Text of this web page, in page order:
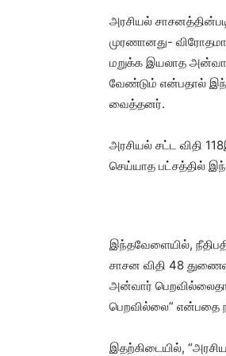
அரசியல்
முரணானது-
மறுக்க இயலாத
வேண்டும் என்பதால்
வைத்தனர்.
அரசியல் சட்ட விதி
செய்யாத பட்சத்தில்
இந்தவேளையில்,
சாசன விதி 48
அன்வார்
பெறவில்லை” என்பதை
இதற்கிடையில்,